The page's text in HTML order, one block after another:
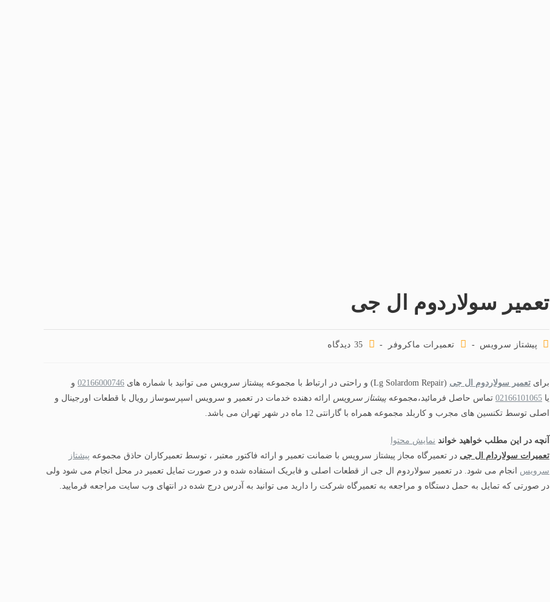
تعمیر سولاردوم ال جی
پیشتاز سرویس تعمیرات ماکروفر 35 دیدگاه‌
برای تعمیر سولاردوم ال جی (Lg Solardom Repair) و راحتی در ارتباط با مجموعه پیشتاز سرویس می توانید با شماره های 02166000746 و
یا 02166101065 تماس حاصل فرمائید،مجموعه پیشتاز سرویس ارائه دهنده خدمات در تعمیر و سرویس اسپرسوساز رویال با قطعات اورجینال و
اصلی توسط تکنسین های مجرب و کاربلد مجموعه همراه با گارانتی 12 ماه در شهر تهران می باشد.
آنچه در این مطلب خواهید خواند نمایش محتوا
تعمیرات سولاردام ال جی در تعمیرگاه مجاز پیشتاز سرویس با ضمانت تعمیر و ارائه فاکتور معتبر ، توسط تعمیرکاران حاذق مجموعه پیشتاز
سرویس انجام می شود. در تعمیر سولاردوم ال جی از قطعات اصلی و فابریک استفاده شده و در صورت تمایل تعمیر در محل انجام می شود ولی
در صورتی که تمایل به حمل دستگاه و مراجعه به تعمیرگاه شرکت را دارید می توانید به آدرس درج شده در انتهای وب سایت مراجعه فرمایید.